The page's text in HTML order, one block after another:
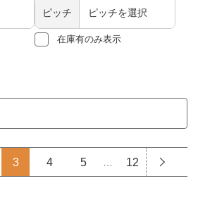
ピッチ
在庫有のみ表示
3 4 5 12